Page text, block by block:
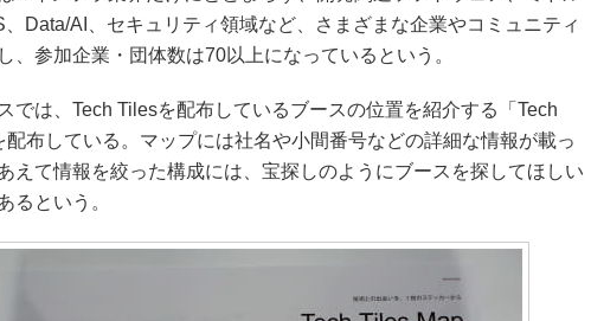
、Data/AI、セキュリティ領域など、さまざまな企業やコミュニティ
、参加企業・団体数は70以上になっているという。
では、Tech Tilesを配布しているブースの位置を紹介する「Tech
配布している。マップには社名や小間番号などの詳細な情報が載っ
えて情報を絞った構成には、宝探しのようにブースを探してほしい
るという。